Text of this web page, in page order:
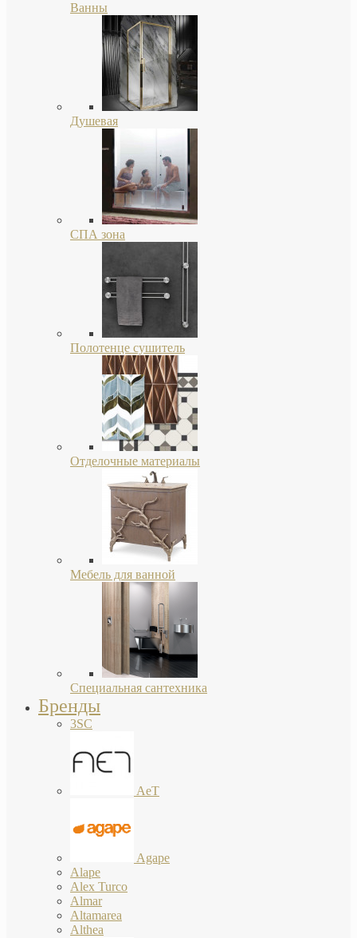
Ванны
Душевая
СПА зона
Полотенце сушитель
Отделочные материалы
Мебель для ванной
Специальная сантехника
Бренды
3SC
AeT
Agape
Alape
Alex Turco
Almar
Altamarea
Althea